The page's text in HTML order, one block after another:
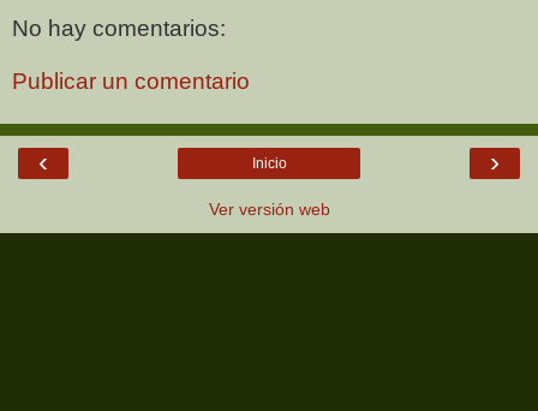
No hay comentarios:
Publicar un comentario
‹ ›
Inicio
Ver versión web